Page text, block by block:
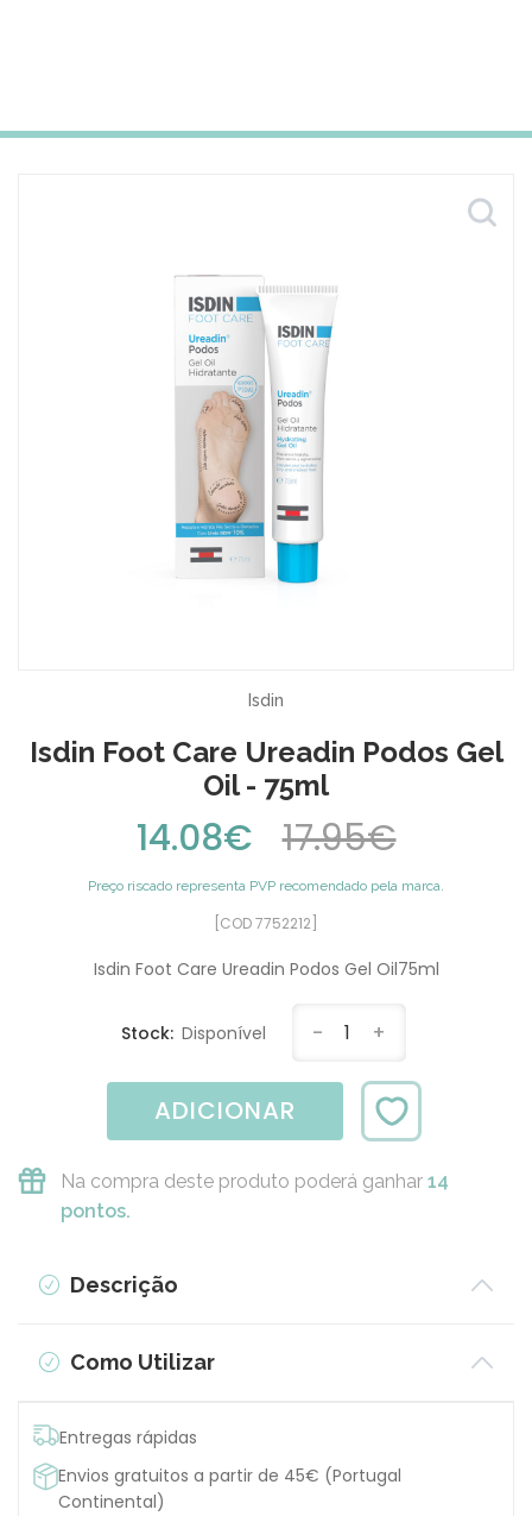
Isdin
Isdin Foot Care Ureadin Podos Gel
Oil - 75ml
14.08€ 17.95€
Preço riscado representa PVP recomendado pela marca.
[COD 7752212]
Isdin Foot Care Ureadin Podos Gel Oil75ml
Stock: Disponível - 1 +
ADICIONAR
Na compra deste produto poderá ganhar 14
pontos.
Descrição
Como Utilizar
Entregas rápidas
Envios gratuitos a partir de 45€ (Portugal
Continental)